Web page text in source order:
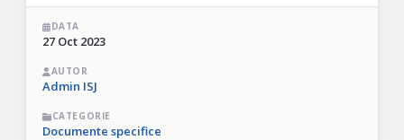
DATA
27 Oct 2023
AUTOR
Admin ISJ
CATEGORIE
Documente specifice